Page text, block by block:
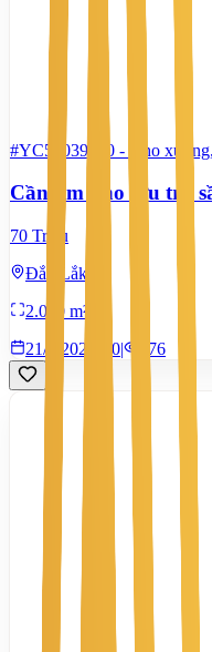
#YC54039320 - Kho
Cần tìm kho lưu trữ
70 Triệu
Đắk Lắk
2.000 m²
21/7/2026
0| 876